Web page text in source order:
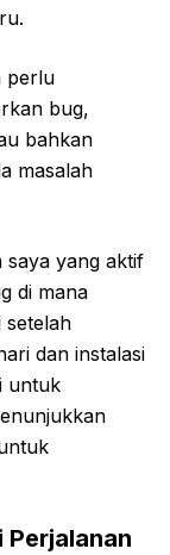
perlu
bug,
bahkan
masalah
saya yang aktif
di mana
setelah
dan instalasi
untuk
Perjalanan